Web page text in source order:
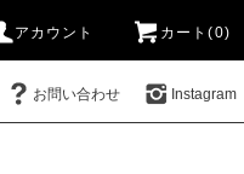
アカウント カート(0)
お問い合わせ Instagram